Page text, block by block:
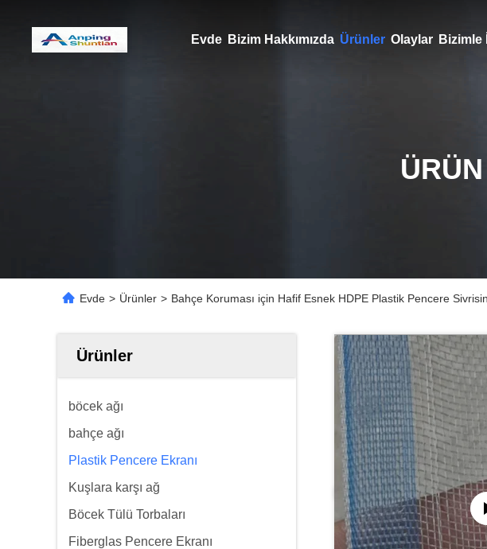
Evde Bizim Hakkımızda Ürünler Olaylar Bizimle
Evde > Ürünler > Bahçe Koruması için Hafif Esnek HDPE Plastik Pencere
Ürünler
böcek ağı
bahçe ağı
Plastik Pencere Ekranı
Kuşlara karşı ağ
Böcek Tülü Torbaları
Fiberglas Pencere Ekranı